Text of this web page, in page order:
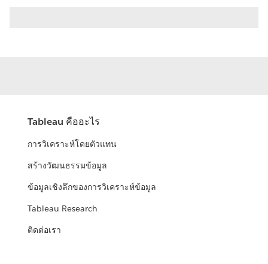
Tableau คืออะไร
การวิเคราะห์โดยตัวแทน
สร้างวัฒนธรรมข้อมูล
ข้อมูลเชิงลึกของการวิเคราะห์ข้อมูล
Tableau Research
ติดต่อเรา